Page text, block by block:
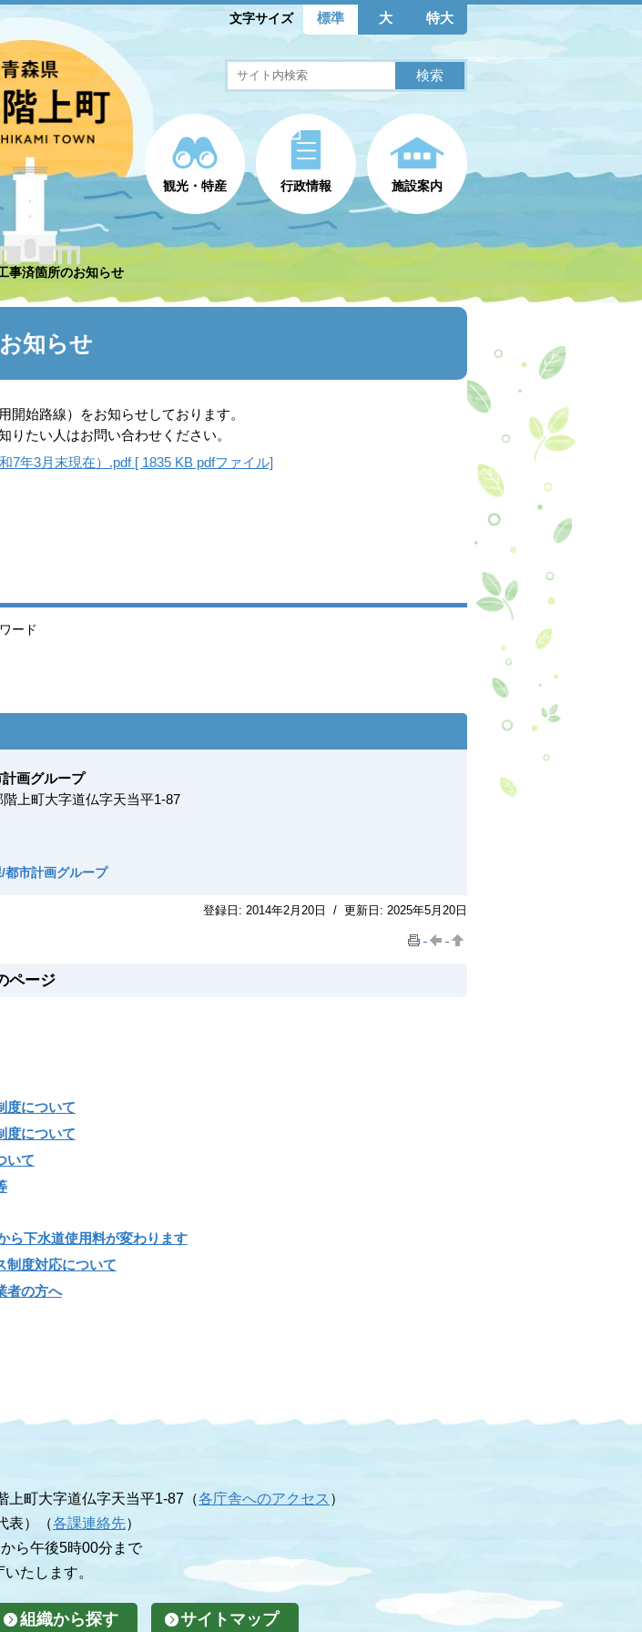
文字サイズ 標準 大 特大
観光・特産 行政情報 施設案内
事済箇所のお知らせ
知らせ
開始路線）をお知らせしております。
りたい人はお問い合わせください。
7年3月末現在）.pdf [ 1835 KB pdfファイル]
ード
画グループ
上町大字道仏字天当平1-87
都市計画グループ
登録日: 2014年2月20日 / 更新日: 2025年5月20日
ページ
度について
度について
いて
ら下水道使用料が変わります
制度対応について
者の方へ
町大字道仏字天当平1-87（各庁舎へのアクセス ）
表）（各課連絡先）
ら午後5時00分まで
たします。
組織から探す サイトマップ